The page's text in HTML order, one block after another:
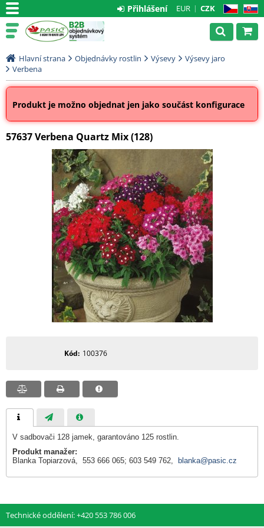
CZ SK
EUR CZK
Přihlášení
Hlavní strana Objednávky rostlin Výsevy
Výsevy jaro
Verbena
Produkt je možno objednat jen jako součást konfigurace
57637 Verbena Quartz Mix (128)
Kód 100376
V sadbovači 128 jamek, garantováno 125 rostlin.
Produkt manažer:
Blanka Topiarzová, 553 666 065; 603 549 762,
blanka@pasic.cz
Technické oddělení: +420 553 786 006